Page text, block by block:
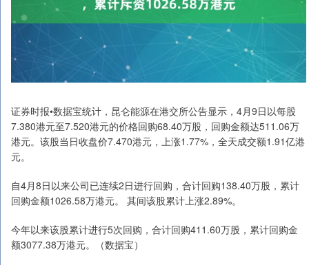
证券时报•数据宝统计，昆仑能源在港交所公告显示，4月9日以每股
7.380港元至7.520港元的价格回购68.40万股，回购金额达511.06万
港元。该股当日收盘价7.470港元，上涨1.77%，全天成交额1.91亿港
元。
自4月8日以来公司已连续2日进行回购，合计回购138.40万股，累计
回购金额1026.58万港元。 其间该股累计上涨2.89%。
今年以来该股累计进行5次回购，合计回购411.60万股，累计回购金
额3077.38万港元。（数据宝）